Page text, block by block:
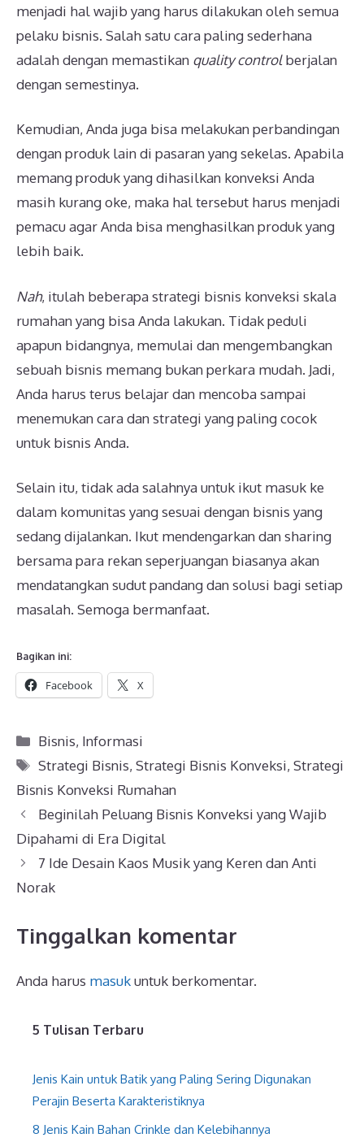
menjadi hal wajib yang harus dilakukan oleh semua
pelaku bisnis. Salah satu cara paling sederhana
adalah dengan memastikan quality controlberjalan
dengan semestinya.
Kemudian, Anda juga bisa melakukan perbandingan
dengan produk lain di pasaran yang sekelas. Apabila
memang produk yang dihasilkan konveksi Anda
masih kurang oke, maka hal tersebut harus menjadi
pemacu agar Anda bisa menghasilkan produk yang
lebih baik.
Nah, itulah beberapa strategi bisnis konveksi skala
rumahan yang bisa Anda lakukan. Tidak peduli
apapun bidangnya, memulai dan mengembangkan
sebuah bisnis memang bukan perkara mudah. Jadi,
Anda harus terus belajar dan mencoba sampai
menemukan cara dan strategi yang paling cocok
untuk bisnis Anda.
Selain itu, tidak ada salahnya untuk ikut masuk ke
dalam komunitas yang sesuai dengan bisnis yang
sedang dijalankan. Ikut mendengarkan dan sharing
bersama para rekan seperjuangan biasanya akan
mendatangkan sudut pandang dan solusi bagi setiap
masalah. Semoga bermanfaat.
Bagikan ini:
Facebook X
Kategori
Bisnis, Informasi
Tag
Strategi Bisnis,Strategi Bisnis Konveksi,Strategi
Bisnis Konveksi Rumahan
Beginilah Peluang Bisnis Konveksi yang Wajib
Dipahami di Era Digital
7 Ide Desain Kaos Musik yang Keren dan Anti
Norak
Tinggalkan komentar
Anda harus masukuntuk berkomentar.
5 Tulisan Terbaru
Jenis Kain untuk Batik yang Paling Sering Digunakan
Perajin Beserta Karakteristiknya
8 Jenis Kain Bahan Crinkle dan Kelebihannya